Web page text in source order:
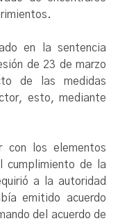
en la sentencia
de 23 de marzo
de las medidas
esto, mediante
los elementos
cumplimiento de la
a la autoridad
emitido acuerdo
del acuerdo de